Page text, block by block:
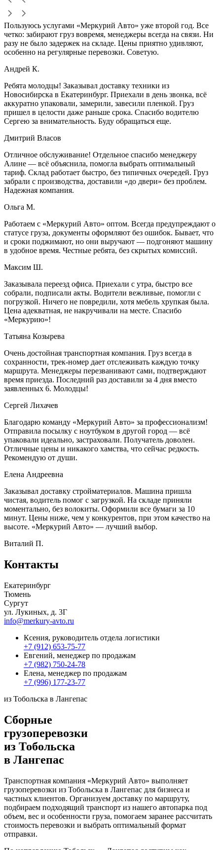
Пользуюсь услугами «Меркурий Авто» уже второй год. Все
четко: забирают груз вовремя, менеджеры всегда на связи. Ни
разу не было задержек на складе. Цены приятно удивляют,
особенно на регулярные перевозки. Советую.
Андрей К.
Ребята молодцы! Заказывал доставку техники из
Новосибирска в Екатеринбург. Приехали в день звонка, всё
аккуратно упаковали, замерили, завесили пленкой. Груз
пришел в целости даже раньше срока. Спасибо водителю
Сергею за внимательность. Буду обращаться еще.
Дмитрий Власов
Отличное обслуживание! Отдельное спасибо менеджеру
Алине — всё объяснила, помогла выбрать оптимальный
тариф. Склад работает быстро, без типичных очередей. Груз
забрали с производства, доставили «до двери» без проблем.
Надежная компания.
Ольга М.
Работаем с «Меркурий Авто» оптом. Всегда предупреждают о
статусе груза, документы оформляют без ошибок. Бывает, что
и сроки поджимают, но они выручают — подгоняют машину
в удобное время. Честные ребята, без скрытых комиссий.
Максим Ш.
Заказывала переезд офиса. Приехали с утра, быстро все
собрали, подписали акты. Водители вежливые, помогли с
погрузкой. Ничего не повредили, хотя мебель хрупкая была.
Цена адекватная, не накручивали на месте. Спасибо
«Меркурию»!
Татьяна Козырева
Очень достойная транспортная компания. Груз всегда в
сохранности, трек-номер дает отслеживать каждую точку
маршрута. Менеджеры перезванивают сами, подтверждают
время приезда. Последний раз доставили за 4 дня вместо
заявленных 6. Молодцы!
Сергей Лихачев
Благодарю команду «Меркурий Авто» за профессионализм!
Отправила посылку с ноутбуком в другой город — всё
упаковали идеально, застраховали. Получатель доволен.
Отличные цены и никакого хамства, что сейчас редкость.
Рекомендую от души.
Елена Андреевна
Заказывал доставку стройматериалов. Машина пришла
чистая, водитель помог с загрузкой. На складе приняли
моментально, без волокиты. Оформили все бумаги за 10
минут. Цены ниже, чем у конкурентов, при этом качество на
высоте. «Меркурий Авто» — лучший выбор.
Виталий П.
Контакты
Екатеринбург
Тюмень
Сургут
ул. Лукиных, д. 3Г
info@merkury-avto.ru
Ксения, руководитель отдела логистики
+7 (912) 653-75-77
Евгений, менеджер по продажам
+7 (982) 750-24-78
Елена, менеджер по продажам
+7 (996) 177-23-77
из Тобольска в Лангепас
Сборные
грузоперевозки
из Тобольска
в Лангепас
Транспортная компания «Меркурий Авто» выполняет
грузоперевозки из Тобольска в Лангепас для бизнеса и
частных клиентов. Организуем доставку по маршруту,
подбираем подходящий транспорт из нашего автопарка под
объем, вес и особенности груза, помогаем заранее рассчитать
стоимость перевозки и выбрать оптимальный формат
отправки.